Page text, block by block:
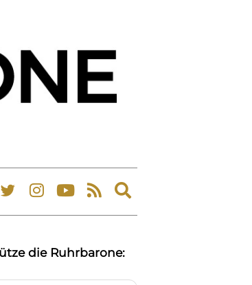
Expand
search
die Ruhrbarone: